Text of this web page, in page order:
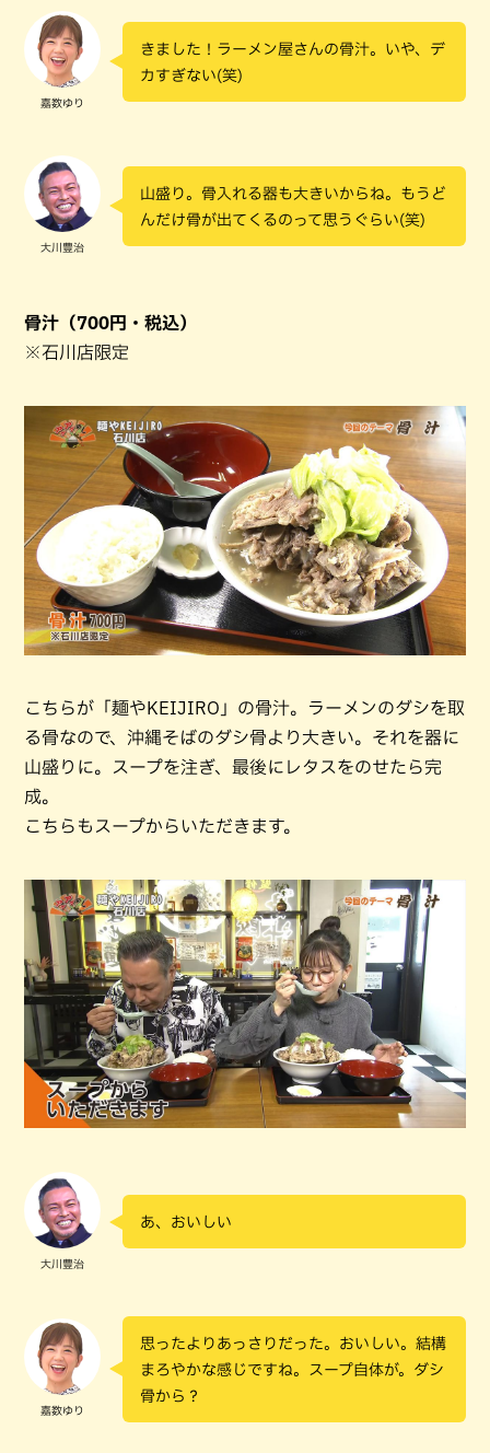
嘉数ゆり
きました！ラーメン屋さんの骨汁。いや、デ
カすぎない(笑)
大川豊治
山盛り。骨入れる器も大きいからね。もうど
んだけ骨が出てくるのって思うぐらい(笑)
骨汁（700円・税込）
※石川店限定
こちらが「麺やKEIJIRO」の骨汁。ラーメンのダシを取
る骨なので、沖縄そばのダシ骨より大きい。それを器に
山盛りに。スープを注ぎ、最後にレタスをのせたら完
成。
こちらもスープからいただきます。
大川豊治
あ、おいしい
嘉数ゆり
思ったよりあっさりだった。おいしい。結構
まろやかな感じですね。スープ自体が。ダシ
骨から？